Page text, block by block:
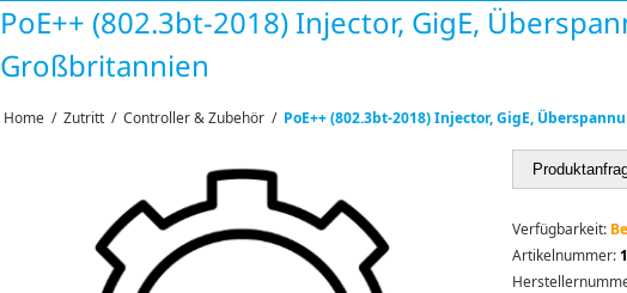
PoE++ (802.3bt-2018) Injector, GigE,
Großbritannien
Home / Zutritt / Controller & Zubehör / PoE++ (802.3bt-2018) Injector, GigE,
Verfügbarkeit:
Artikelnummer: